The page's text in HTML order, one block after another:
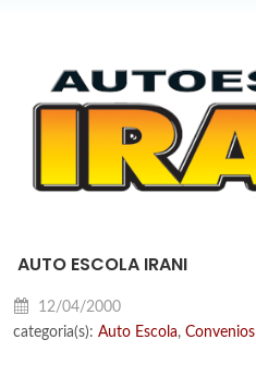
AUTO ESCOLA IRANI
12/04/2000
categoria(s): Auto Escola, Convenios